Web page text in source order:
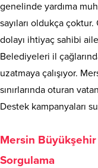
genelinde yardıma
sayıları oldukça
dolayı ihtiyaç sahibi
Belediyeleri il
uzatmaya çalışıyor.
sınırlarında oturan
Destek kampanyaları
Mersin
Sorgulama